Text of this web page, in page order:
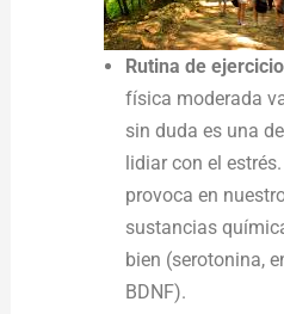
Rutina de
física moderada
sin duda es una
lidiar con el
provoca en
sustancias
bien (serotonina,
BDNF).